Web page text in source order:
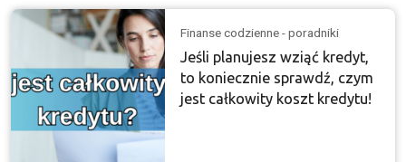
Finanse codzienne - poradniki
Jeśli planujesz wziąć kredyt,
to koniecznie sprawdź, czym
jest całkowity koszt kredytu!